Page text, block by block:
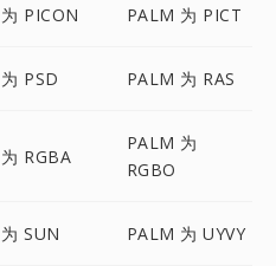
PICON PALM 为 PICT
PSD PALM 为 RAS
RGBA
PALM 为
RGBO
SUN PALM 为 UYVY